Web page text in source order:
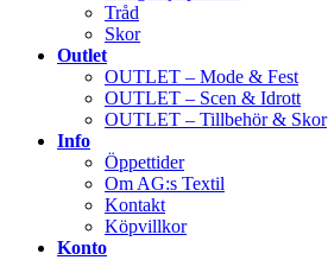
Tråd
Skor
Outlet
OUTLET – Mode & Fest
OUTLET – Scen & Idrott
OUTLET – Tillbehör & Skor
Info
Öppettider
Om AG:s Textil
Kontakt
Köpvillkor
Konto